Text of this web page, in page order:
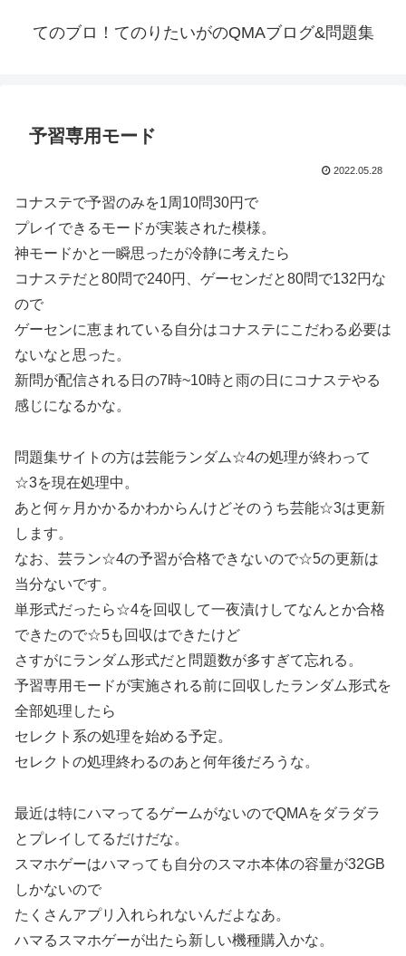
てのブロ！てのりたいがのQMAブログ&問題集
予習専用モード
2022.05.28
コナステで予習のみを1周10問30円で
プレイできるモードが実装された模様。
神モードかと一瞬思ったが冷静に考えたら
コナステだと80問で240円、ゲーセンだと80問で132円な
ので
ゲーセンに恵まれている自分はコナステにこだわる必要は
ないなと思った。
新問が配信される日の7時~10時と雨の日にコナステやる
感じになるかな。
問題集サイトの方は芸能ランダム☆4の処理が終わって
☆3を現在処理中。
あと何ヶ月かかるかわからんけどそのうち芸能☆3は更新
します。
なお、芸ラン☆4の予習が合格できないので☆5の更新は
当分ないです。
単形式だったら☆4を回収して一夜漬けしてなんとか合格
できたので☆5も回収はできたけど
さすがにランダム形式だと問題数が多すぎて忘れる。
予習専用モードが実施される前に回収したランダム形式を
全部処理したら
セレクト系の処理を始める予定。
セレクトの処理終わるのあと何年後だろうな。
最近は特にハマってるゲームがないのでQMAをダラダラ
とプレイしてるだけだな。
スマホゲーはハマっても自分のスマホ本体の容量が32GB
しかないので
たくさんアプリ入れられないんだよなあ。
ハマるスマホゲーが出たら新しい機種購入かな。